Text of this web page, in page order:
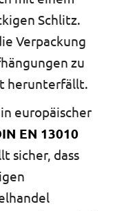
Schlitz.
Verpackung
zu
herunterfällt.
europäischer
EN 13010
sicher, dass